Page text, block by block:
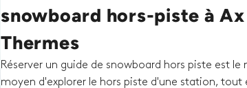
snowboard hors-piste à
Thermes
Réserver un guide de snowboard hors piste est le
moyen d'explorer le hors piste d'une station, tout